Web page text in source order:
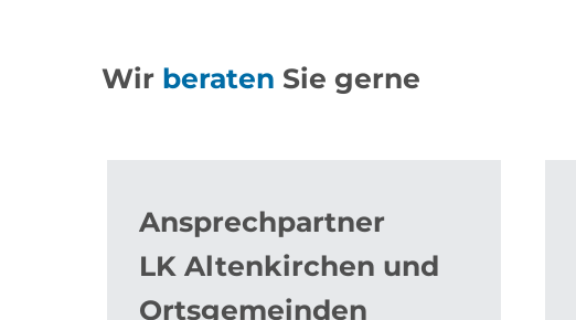
Wir beraten Sie gerne
Ansprechpartner
LK Altenkirchen und
Ortsgemeinden